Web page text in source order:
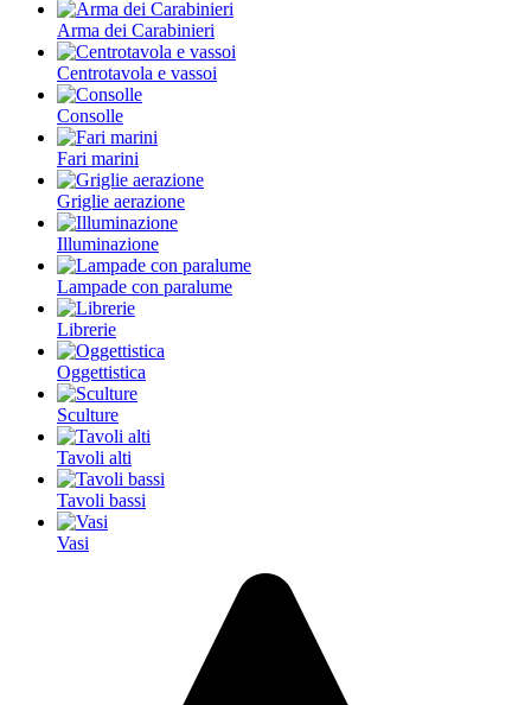
Arma dei Carabinieri
Centrotavola e vassoi
Consolle
Fari marini
Griglie aerazione
Illuminazione
Lampade con paralume
Librerie
Oggettistica
Sculture
Tavoli alti
Tavoli bassi
Vasi